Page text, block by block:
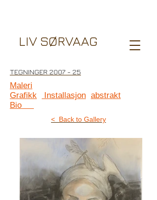
LIV SØRVAAG
TEGNINGER 2007 - 25
Maleri
Grafikk
Installasjon abstrakt
Bio
< Back to Gallery